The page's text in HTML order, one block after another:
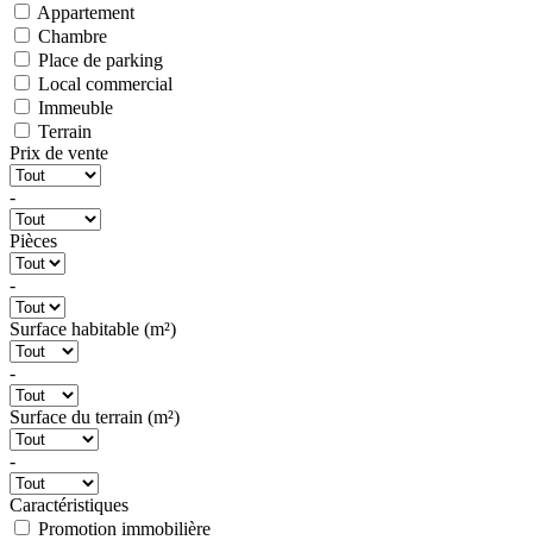
Appartement
Chambre
Place de parking
Local commercial
Immeuble
Terrain
Prix de vente
-
Pièces
-
Surface habitable (m²)
-
Surface du terrain (m²)
-
Caractéristiques
Promotion immobilière